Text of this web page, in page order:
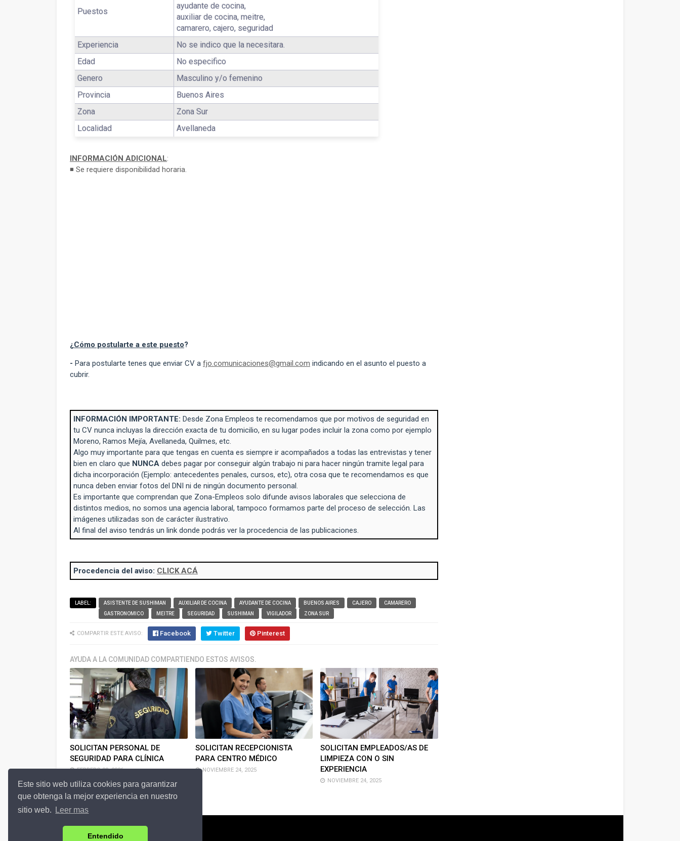
Este sitio web utiliza cookies para garantizar
que obtenga la mejor experiencia en nuestro
sitio web.
Leer mas
Entendido
Puestos
ayudante de cocina,
auxiliar de cocina, meitre,
camarero, cajero, seguridad
Experiencia
No se indico que la necesitara.
Edad
No especifico
Genero
Masculino y/o femenino
Provincia
Buenos Aires
Zona
Zona Sur
Localidad
Avellaneda
INFORMACIÓN ADICIONAL:
◾ Se requiere disponibilidad horaria.
¿ Cómo postularte a este puesto?
- Para postularte tenes que enviar CV a fjo.comunicaciones@gmail.com indicando en el asunto el puesto a
cubrir.
INFORMACIÓN IMPORTANTE: Desde Zona Empleos te recomendamos que por motivos de seguridad en
tu CV nunca incluyas la dirección exacta de tu domicilio, en su lugar podes incluir la zona como por ejemplo
Moreno, Ramos Mejía, Avellaneda, Quilmes, etc.
Algo muy importante para que tengas en cuenta es siempre ir acompañados a todas las entrevistas y tener
bien en claro que NUNCA debes pagar por conseguir algún trabajo ni para hacer ningún tramite legal para
dicha incorporación (Ejemplo: antecedentes penales, cursos, etc), otra cosa que te recomendamos es que
nunca deben enviar fotos del DNI ni de ningún documento personal.
Es importante que comprendan que Zona-Empleos solo difunde avisos laborales que selecciona de
distintos medios, no somos una agencia laboral, tampoco formamos parte del proceso de selección. Las
imágenes utilizadas son de carácter ilustrativo.
Al final del aviso tendrás un link donde podrás ver la procedencia de las publicaciones.
Procedencia del aviso: CLICK ACÁ
LABEL: ASISTENTE DE SUSHIMAN AUXILIAR DE COCINA AYUDANTE DE COCINA BUENOS AIRES CAJERO
CAMARERO
GASTRONOMICO
MEITRE SEGURIDAD SUSHIMAN VIGILADOR ZONA SUR
COMPARTIR ESTE AVISO: Facebook Twitter Pinterest
AYUDA A LA COMUNIDAD COMPARTIENDO ESTOS AVISOS.
SOLICITAN PERSONAL DE
SEGURIDAD PARA CLÍNICA
FEBRERO 09, 2026
SOLICITAN RECEPCIONISTA
PARA CENTRO MÉDICO
NOVIEMBRE 24, 2025
SOLICITAN EMPLEADOS/AS DE
LIMPIEZA CON O SIN
EXPERIENCIA
NOVIEMBRE 24, 2025